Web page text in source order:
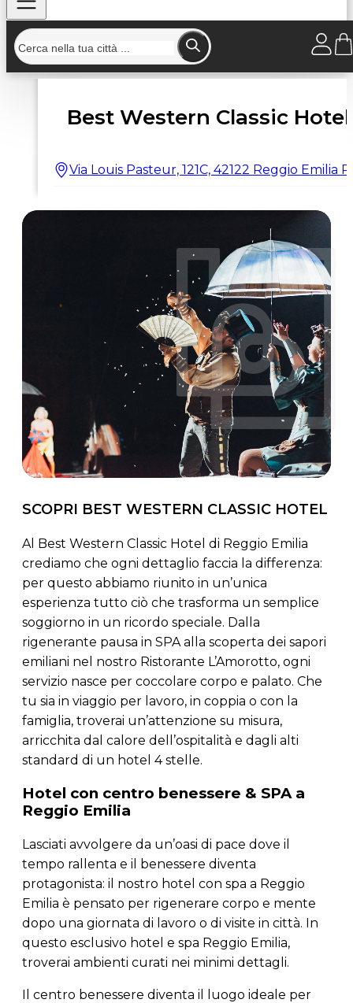
Home/Strutture/Best Western Classic Hotel
Best Western Classic Hotel
Via Louis Pasteur, 121C, 42122 Reggio Emilia
SCOPRI BEST WESTERN CLASSIC HOTEL
Al Best Western Classic Hotel di Reggio Emilia
crediamo che ogni dettaglio faccia la differenza:
per questo abbiamo riunito in un’unica
esperienza tutto ciò che trasforma un semplice
soggiorno in un ricordo speciale. Dalla
rigenerante pausa in SPA alla scoperta dei sapori
emiliani nel nostro Ristorante L’Amorotto, ogni
servizio nasce per coccolare corpo e palato. Che
tu sia in viaggio per lavoro, in coppia o con la
famiglia, troverai un’attenzione su misura,
arricchita dal calore dell’ospitalità e dagli alti
standard di un hotel 4 stelle.
Hotel con centro benessere & SPA a
Reggio Emilia
Lasciati avvolgere da un’oasi di pace dove il
tempo rallenta e il benessere diventa
protagonista: il nostro hotel con spa a Reggio
Emilia è pensato per rigenerare corpo e mente
dopo una giornata di lavoro o di visite in città. In
questo esclusivo hotel e spa Reggio Emilia,
troverai ambienti curati nei minimi dettagli.
Il centro benessere diventa il luogo ideale per